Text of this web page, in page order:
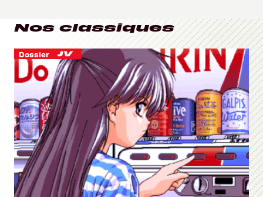
Nos classiques
Dossier